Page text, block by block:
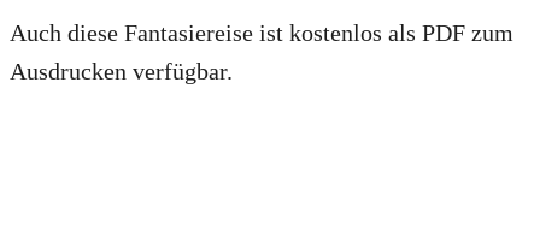
Auch diese Fantasiereise ist kostenlos als PDF zum
Ausdrucken verfügbar.